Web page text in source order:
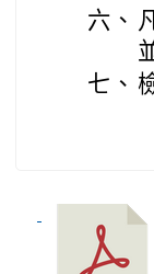
六、
七、